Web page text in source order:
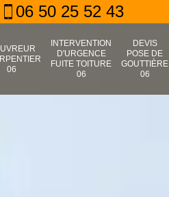
06 50 25 52 43
06
INTERVENTION
D'URGENCE
FUITE TOITURE
06
DEVIS
POSE DE
GOUTTIÈRE
06